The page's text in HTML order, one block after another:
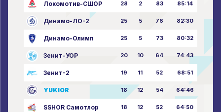
Локомотив-СШОР 28 2 83 85:14
Динамо-ЛО-2 25 5 76 82:30
Динамо-Олимп 25 5 73 80:32
Зенит-УОР 20 10 64 74:43
Зенит-2 19 11 52 68:51
YUKIOR 18 12 54 64:46
SSHOR Самотлор 18 12 52 64:50